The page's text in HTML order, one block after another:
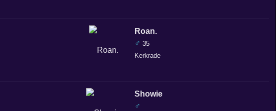
Roan.
♂ 35
Kerkrade
Showie
♂